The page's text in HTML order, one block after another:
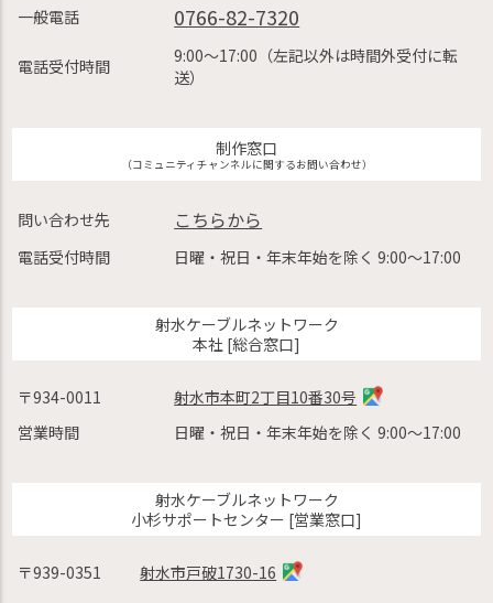
一般電話 0766-82-7320
電話受付時間
9:00〜17:00（左記以外は時間外受付に転
送）
制作窓口
（コミュニティチャンネルに関するお問い合わせ）
問い合わせ先 こちらから
電話受付時間 日曜・祝日・年末年始を除く 9:00〜17:00
射水ケーブルネットワーク
本社 [総合窓口]
〒934-0011
射水市本町2丁目10番30号
営業時間
日曜・祝日・年末年始を除く 9:00〜17:00
射水ケーブルネットワーク
小杉サポートセンター [営業窓口]
〒939-0351
射水市戸破1730-16